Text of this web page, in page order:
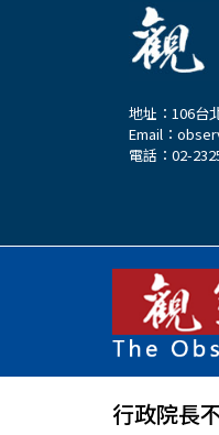
地址：106台
Email：
電話：02-
行政院長